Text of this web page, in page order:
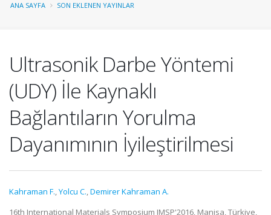
ANA SAYFA SON EKLENEN YAYINLAR
Ultrasonik Darbe Yöntemi
(UDY) İle Kaynaklı
Bağlantıların Yorulma
Dayanımının İyileştirilmesi
Kahraman F.,Yolcu C.,Demirer Kahraman A.
16th International Materials Symposium IMSP'2016, Manisa, Türkiye,